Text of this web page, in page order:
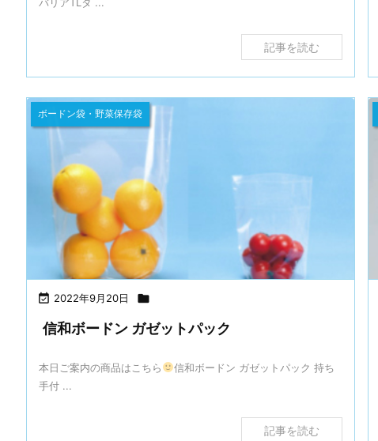
記事を読む
 2022年9月20日 
ボードン袋・野菜保存袋
信和ボードン ガゼットパック
本日ご案内の商品はこちら
信和ボードン ガゼットパック 持ち
手付 ...
記事を読む